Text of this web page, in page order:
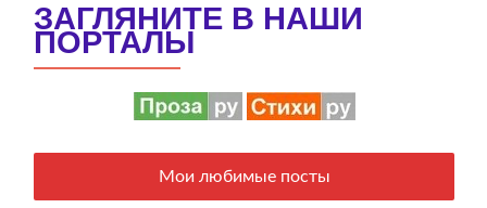
ЗАГЛЯНИТЕ В НАШИ
ПОРТАЛЫ
Мои любимые посты